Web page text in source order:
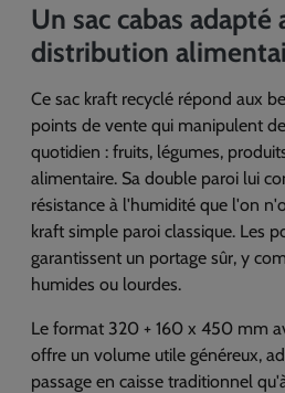
Un sac cabas adapté
distribution
Ce sac kraft recyclé répond aux
points de vente qui manipulent
quotidien : fruits, légumes,
alimentaire. Sa double paroi lui
résistance à l'humidité que l'on
kraft simple paroi classique. Les
garantissent un portage sûr, y
humides ou lourdes.
Le format 320 + 160 x 450 mm
offre un volume utile généreux,
passage en caisse traditionnel